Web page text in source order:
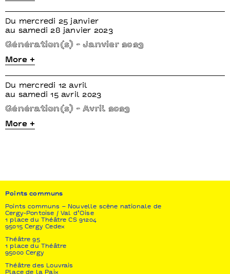
Du mercredi 25 janvier
au samedi 28 janvier 2023
Génération(s) - Janvier 2023
More +
Du mercredi 12 avril
au samedi 15 avril 2023
Génération(s) - Avril 2023
More +
Points communs
Points communs – Nouvelle scène nationale de
Cergy-Pontoise / Val d’Oise
1 place du Théâtre CS 91204
95015 Cergy Cedex
Théâtre 95
1 place du Théâtre
95000 Cergy
Théâtre des Louvrais
Place de la Paix